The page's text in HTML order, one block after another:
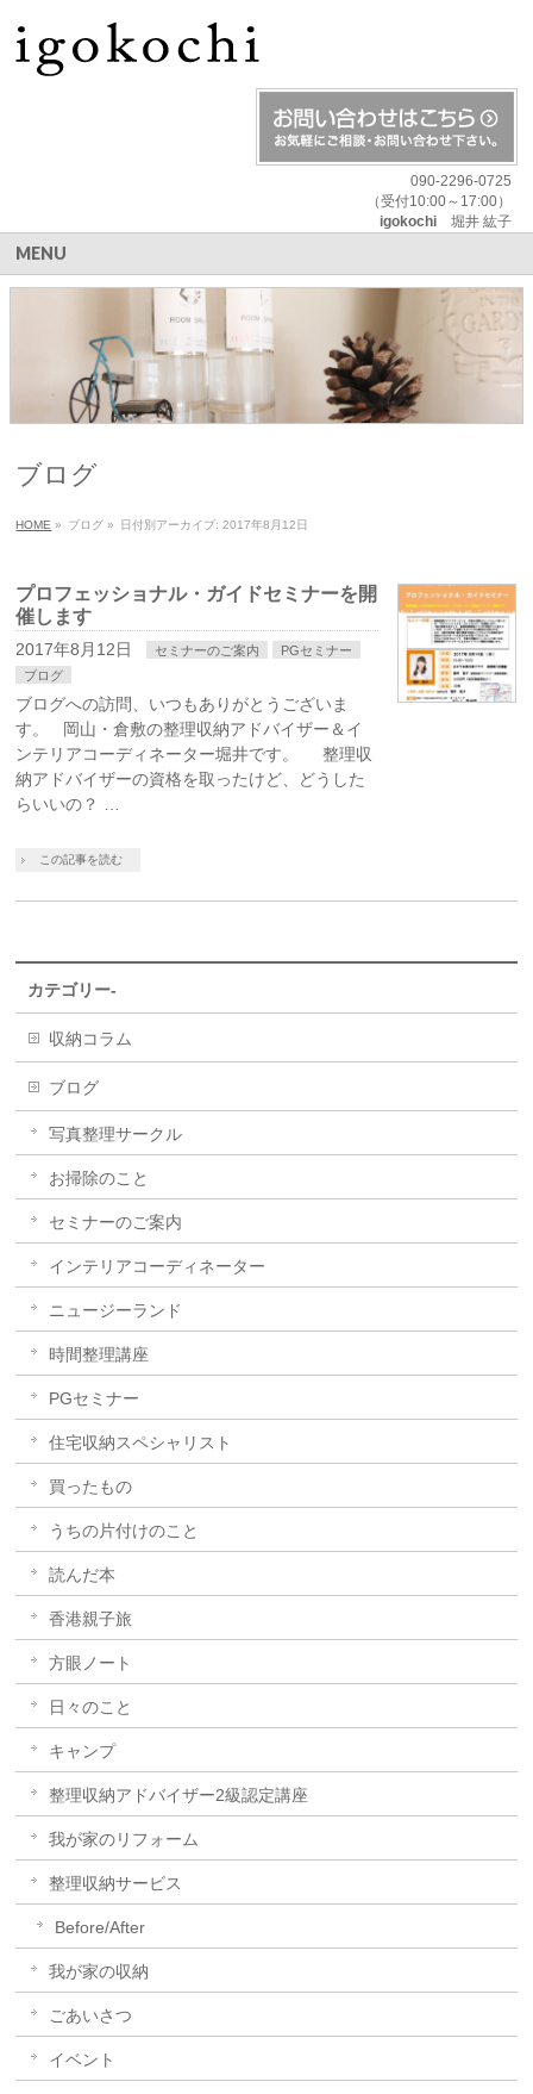
090-2296-0725
（受付10:00～17:00）
igokochi堀井 紘子
MENU
ブログ
HOME » ブログ » 日付別アーカイブ: 2017年8月12日
プロフェッショナル・ガイドセミナーを開
催します
2017年8月12日 セミナーのご案内
PGセミナー
ブログ
ブログへの訪問、いつもありがとうございま
す。 岡山・倉敷の整理収納アドバイザー＆イ
ンテリアコーディネーター堀井です。 整理収
納アドバイザーの資格を取ったけど、どうした
らいいの？ …
この記事を読む
カテゴリー-
収納コラム
ブログ
写真整理サークル
お掃除のこと
セミナーのご案内
インテリアコーディネーター
ニュージーランド
時間整理講座
PGセミナー
住宅収納スペシャリスト
買ったもの
うちの片付けのこと
読んだ本
香港親子旅
方眼ノート
日々のこと
キャンプ
整理収納アドバイザー2級認定講座
我が家のリフォーム
整理収納サービス
Before/After
我が家の収納
ごあいさつ
イベント